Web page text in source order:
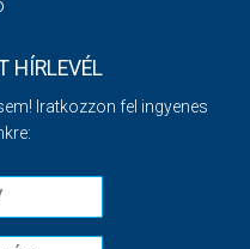
HÍRLEVÉL
Iratkozzon fel ingyenes